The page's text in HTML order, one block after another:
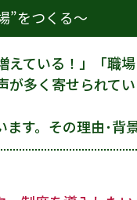
”をつくる～
えている！」「職
多く寄せられて
す。その理由･背